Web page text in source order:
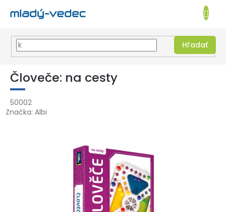
Prejsť
obsah
EUR
Hľadať
KOŠÍK
Človeče: na cesty
50002
Značka: Albi